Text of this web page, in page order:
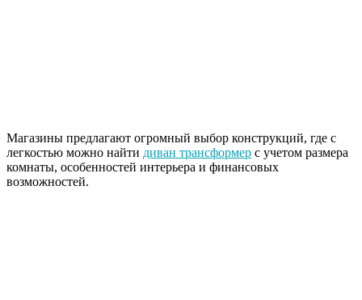
Магазины предлагают огромный выбор конструкций, где с
легкостью можно найти диван трансформер с учетом размера
комнаты, особенностей интерьера и финансовых
возможностей.